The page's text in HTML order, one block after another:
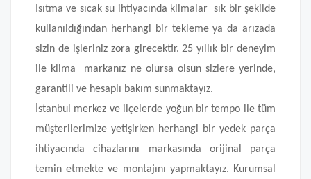
Isıtma ve sıcak su ihtiyacında klimalar sık bir şekilde
kullanıldığından herhangi bir tekleme ya da arızada
sizin de işleriniz zora girecektir. 25 yıllık bir deneyim
ile klima markanız ne olursa olsun sizlere yerinde,
garantili ve hesaplı bakım sunmaktayız.
İstanbul merkez ve ilçelerde yoğun bir tempo ile tüm
müşterilerimize yetişirken herhangi bir yedek parça
ihtiyacında cihazlarını markasında orijinal parça
temin etmekte ve montajını yapmaktayız. Kurumsal